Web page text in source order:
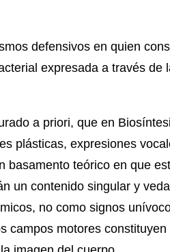
defensivos en quien
expresada a través de
a priori, que en
plásticas, expresiones
basamento teórico en que
un contenido singular y
no como signos
campos motores